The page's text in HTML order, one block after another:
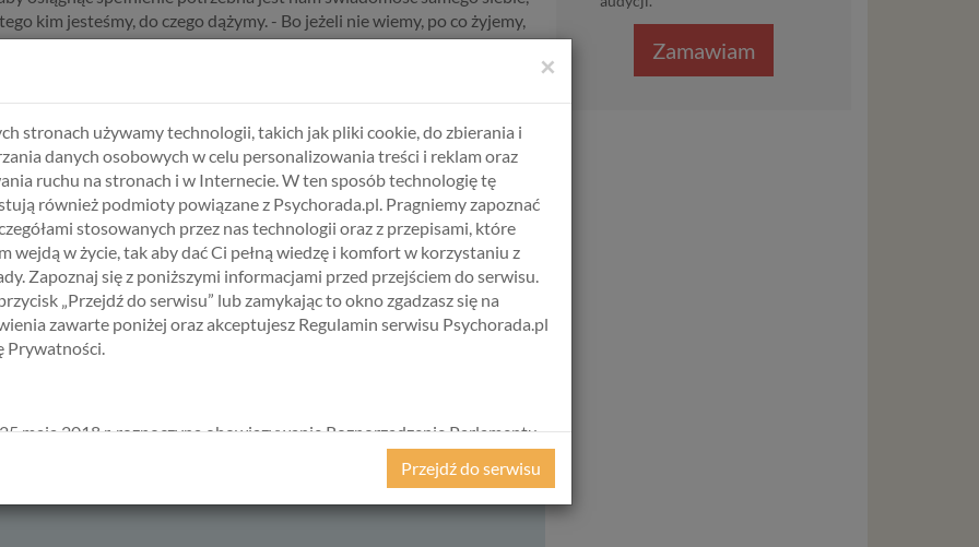
Zamawiam
kim jesteśmy, do czego dążymy. - Bo jeżeli nie wiemy, po co żyjemy,
mówić o jakimkolwiek spełnieniu - zaznacza.
- Mnóstwo sfer składa się na to, że czujemy się dobrze. O
naszej życiowej układanki są spójne, panuje między nimi
mówić o życiowym spełnieniu, gdy w jednej sferze nam się układa, a w
spełnieniaw cenie0,00 zł.
×
stronach używamy technologii, takich jak pliki cookie, do zbierania i
danych osobowych w celu personalizowania treści i reklam oraz
ruchu na stronach i w Internecie. W ten sposób technologię tę
również podmioty powiązane z Psychorada.pl. Pragniemy zapoznać
stosowanych przez nas technologii oraz z przepisami, które
wejdą w życie, tak aby dać Ci pełną wiedzę i komfort w korzystaniu z
Zapoznaj się z poniższymi informacjami przed przejściem do serwisu.
„Przejdź do serwisu” lub zamykając to okno zgadzasz się na
zawarte poniżej oraz akceptujesz Regulamin serwisu Psychorada.pl
Prywatności.
maja 2018 r. rozpoczyna obowiązywanie Rozporządzenie Parlamentu
i Rady (UE) 2016/679 z dnia 27 kwietnia 2016 r. w sprawie ochrony
w związku z przetwarzaniem danych osobowych i w sprawie
przepływu takich danych oraz uchylenia dyrektywy 95/46/WE
popularnie jako „RODO”). RODO obowiązywać będzie w identycznym
Przejdź do serwisu